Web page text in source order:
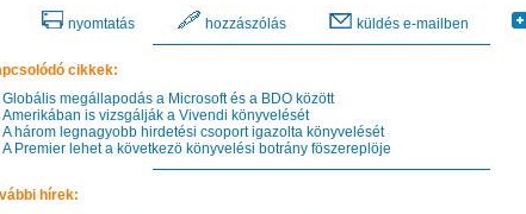
nyomtatás hozzászólás küldés e-mailben
cikkek:
megállapodás a Microsoft és a BDO között
is vizsgálják a Vivendi könyvelését
három legnagyobb hirdetési csoport igazolta könyvelését
Premier lehet a következö könyvelési botrány föszereplöje
hírek: